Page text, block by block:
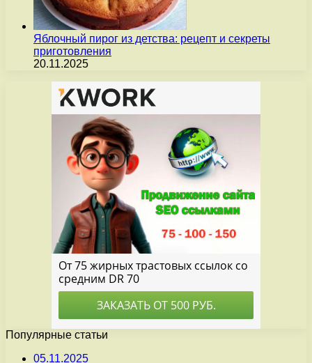
Яблочный пирог из детства: рецепт и секреты
приготовления
20.11.2025
Популярные статьи
05.11.2025